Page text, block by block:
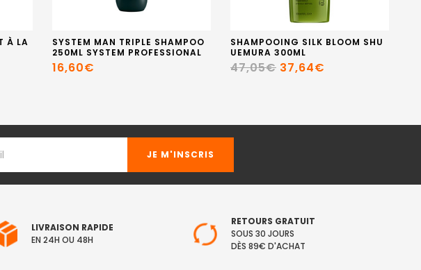
À LA
SYSTEM MAN TRIPLE SHAMPOO
250ML SYSTEM PROFESSIONAL
16,60€
SHAMPOOING SILK BLOOM SHU
UEMURA 300ML
47,05€ 37,64€
LIVRAISON RAPIDE
EN 24H OU 48H
RETOURS GRATUIT
SOUS 30 JOURS
DÈS 89€ D'ACHAT